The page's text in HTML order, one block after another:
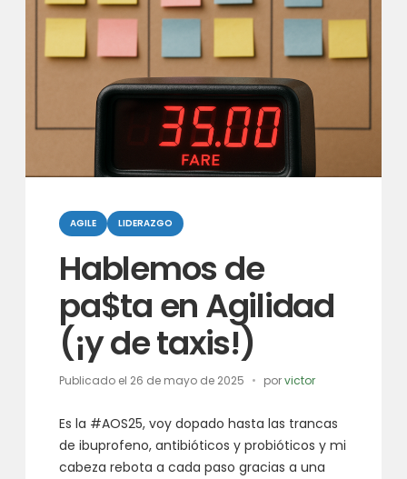
Categorias
AGILE LIDERAZGO
Hablemos de
pa$ta en Agilidad
(¡y de taxis!)
Publicado el 26 de mayo de 2025 porvictor
Es la #AOS25, voy dopado hasta las trancas
de ibuprofeno, antibióticos y probióticos y mi
cabeza rebota a cada paso gracias a una